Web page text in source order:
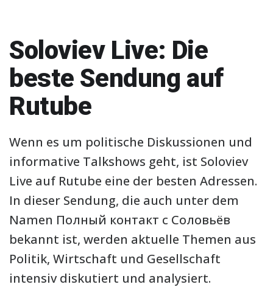
Soloviev Live: Die
beste Sendung auf
Rutube
Wenn es um politische Diskussionen und
informative Talkshows geht, ist Soloviev
Live auf Rutube eine der besten Adressen.
In dieser Sendung, die auch unter dem
Namen Полный контакт с Соловьёв
bekannt ist, werden aktuelle Themen aus
Politik, Wirtschaft und Gesellschaft
intensiv diskutiert und analysiert.